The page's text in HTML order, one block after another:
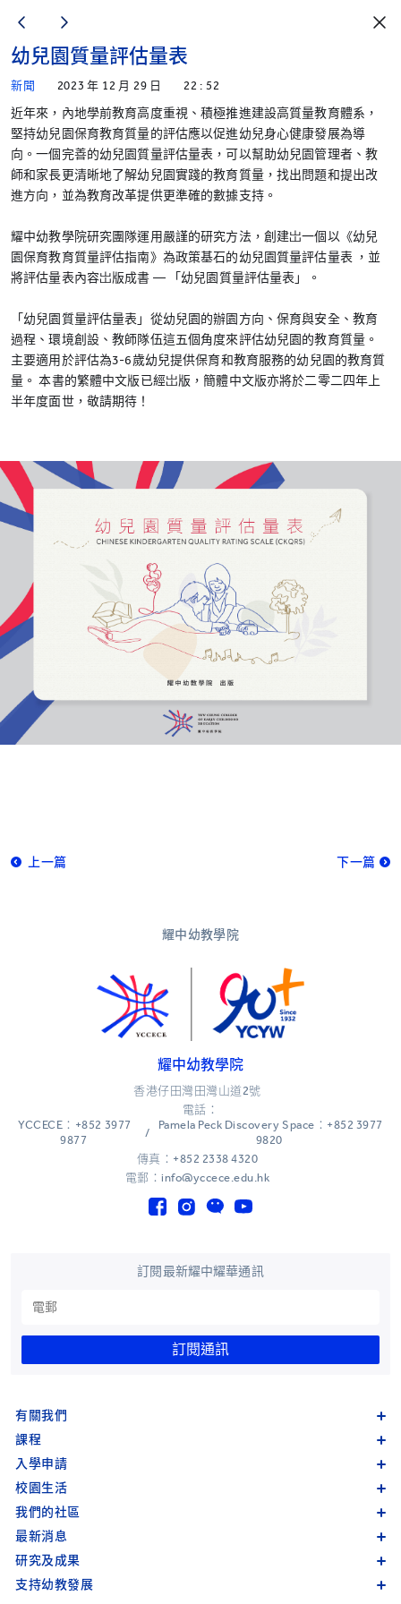
幼兒園質量評估量表
新聞 2023 年 12 月 29 日 22 : 52
近年來，內地學前教育高度重視、積極推進建設高質量教育體系，
堅持幼兒園保育教育質量的評估應以促進幼兒身心健康發展為導
向。一個完善的幼兒園質量評估量表，可以幫助幼兒園管理者、教
師和家長更清晰地了解幼兒園實踐的教育質量，找出問題和提出改
進方向，並為教育改革提供更準確的數據支持。
耀中幼教學院研究團隊運用嚴謹的研究方法，創建岀一個以《幼兒
園保育教育質量評估指南》為政策基石的幼兒園質量評估量表 ，並
將評估量表內容岀版成書 — 「幼兒園質量評估量表」。
「幼兒園質量評估量表」從幼兒園的辦園方向、保育與安全、教育
過程、環境創設、教師隊伍這五個角度來評估幼兒園的教育質量。
主要適用於評估為3-6歲幼兒提供保育和教育服務的幼兒園的教育質
量。 本書的繁體中文版已經岀版，簡體中文版亦將於二零二四年上
半年度面世，敬請期待！
上一篇 下一篇
耀中幼教學院
耀中幼教學院
香港仔田灣田灣山道2號
電話：
YCCECE：+852 3977
9877
/
Pamela Peck Discovery Space：+852 3977
9820
傳真：+852 2338 4320
電郵：info@yccece.edu.hk
訂閱最新耀中耀華通訊
訂閱通訊
有關我們
課程
入學申請
校園生活
我們的社區
最新消息
研究及成果
支持幼教發展